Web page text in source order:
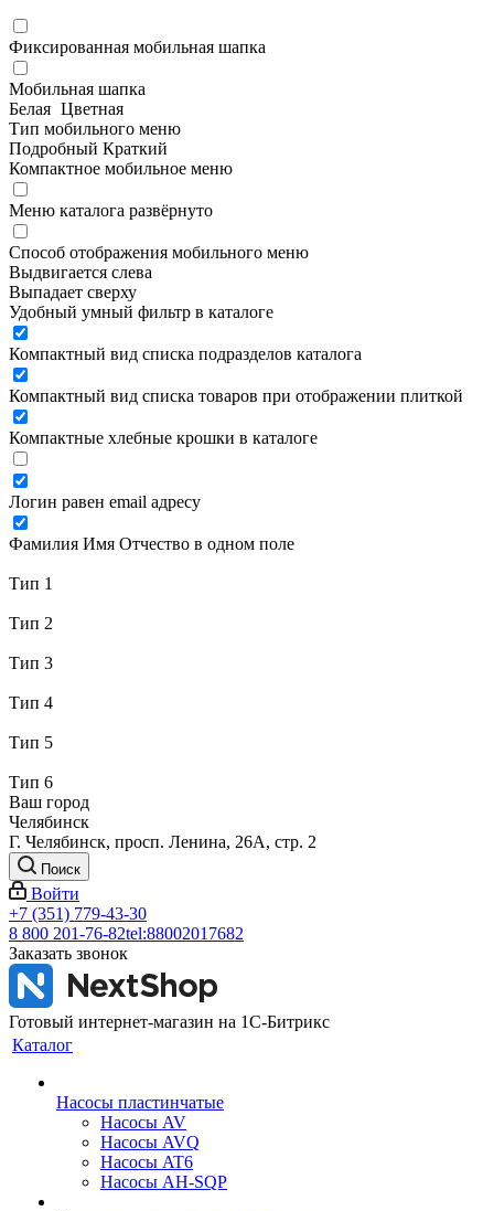
Фиксированная мобильная шапка
Мобильная шапка
Белая Цветная
Тип мобильного меню
Подробный Краткий
Компактное мобильное меню
Меню каталога развёрнуто
Способ отображения мобильного меню
Выдвигается слева
Выпадает сверху
Удобный умный фильтр в каталоге
Компактный вид списка подразделов каталога
Компактный вид списка товаров при отображении плиткой
Компактные хлебные крошки в каталоге
Логин равен email адресу
Фамилия Имя Отчество в одном поле
Тип 1
Тип 2
Тип 3
Тип 4
Тип 5
Тип 6
Ваш город
Челябинск
Г. Челябинск, просп. Ленина, 26А, стр. 2
Поиск
Войти
+7 (351) 779-43-30
8 800 201-76-82tel:88002017682
Заказать звонок
Готовый интернет-магазин на 1С-Битрикс
Каталог
Насосы пластинчатые
Насосы AV
Насосы AVQ
Насосы AT6
Насосы AH-SQP